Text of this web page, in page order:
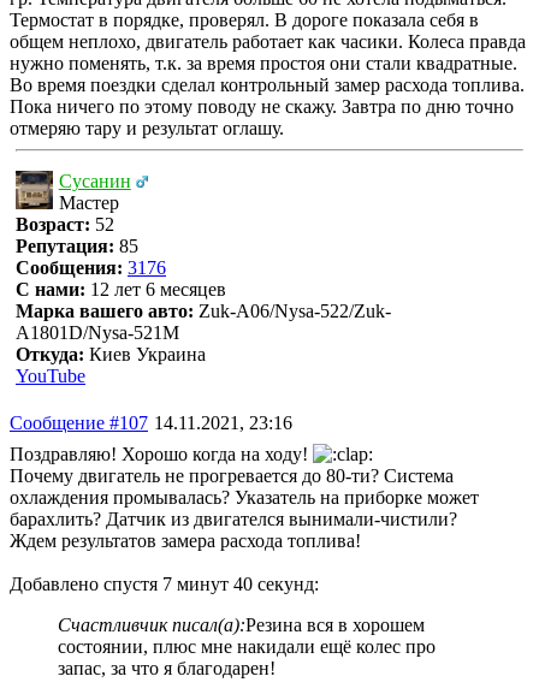
Термостат в порядке, проверял. В дороге показала себя в
общем неплохо, двигатель работает как часики. Колеса правда
нужно поменять, т.к. за время простоя они стали квадратные.
Во время поездки сделал контрольный замер расхода топлива.
Пока ничего по этому поводу не скажу. Завтра по дню точно
отмеряю тару и результат оглашу.
Сусанин
Мастер
Возраст: 52
Репутация: 85
Сообщения: 3176
С нами: 12 лет 6 месяцев
Марка вашего авто: Zuk-A06/Nysa-522/Zuk-
A1801D/Nysa-521M
Откуда: Киев Украина
YouTube
Сообщение #107 14.11.2021, 23:16
Поздравляю! Хорошо когда на ходу!
Почему двигатель не прогревается до 80-ти? Система
охлаждения промывалась? Указатель на приборке может
барахлить? Датчик из двигателся вынимали-чистили?
Ждем результатов замера расхода топлива!
Добавлено спустя 7 минут 40 секунд:
Счастливчик писал(а):Резина вся в хорошем
состоянии, плюс мне накидали ещё колес про
запас, за что я благодарен!